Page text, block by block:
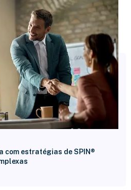
com estratégias de SPIN®